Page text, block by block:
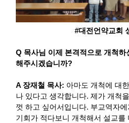
#대전언약교회
Q 목사님 이제 본격적으로 개척하
해주시겠습니까?
A 장재철 목사: 아마도 개척에 대
나 있다고 생각합니다. 제가 개척
껏 하고 싶어서입니다. 부교역자
기회가 적다보니 개척해서 설교를